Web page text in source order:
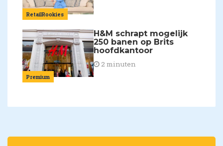
RetailRookies
Premium
H&M schrapt mogelijk
250 banen op Brits
hoofdkantoor
2 minuten